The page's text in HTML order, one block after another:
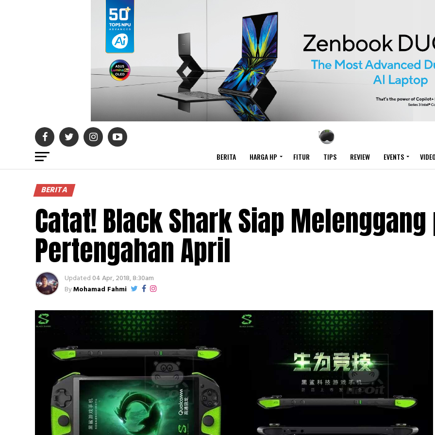
BERITA HARGA HP FITUR TIPS REVIEW EVENTS
BERITA
Catat! Black Shark Siap
Pertengahan April
Updated04 Apr, 2018, 8:30am
ByMohamad Fahmi